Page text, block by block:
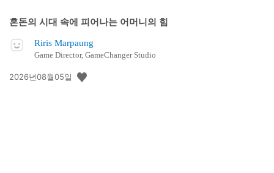
혼돈의 시대 속에 피어나는 어머니의 힘
Riris Marpaung
Game Director, GameChanger Studio
공
2026년08월05일